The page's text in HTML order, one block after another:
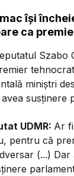
își
ca
Szabo
miniștri
susținere
UDMR: Ar
pentru că
(...) Dar